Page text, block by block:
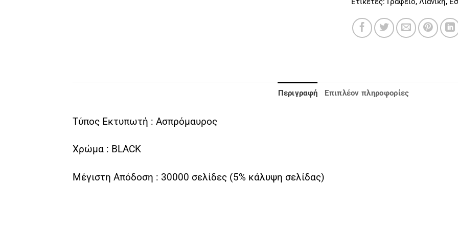
Περιγραφή Επιπλέον πληροφορίες
Τύπος Εκτυπωτή : Ασπρόμαυρος
Χρώμα : BLACK
Μέγιστη Απόδοση : 30000 σελίδες (5% κάλυψη σελίδας)